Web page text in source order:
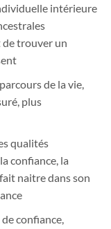
intérieure
de trouver un
de la vie,
plus
qualités
confiance, la
naitre dans son
confiance,